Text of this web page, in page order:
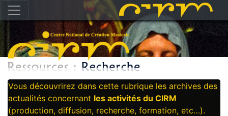
Vous découvrirez dans cette rubrique les archives des
actualités concernant les activités du CIRM
(production, diffusion, recherche, formation, etc…).